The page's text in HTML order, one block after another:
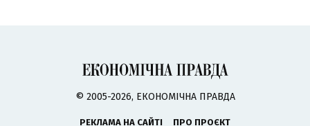
© 2005-2026, ЕКОНОМІЧНА ПРАВДА
РЕКЛАМА НА САЙТІ
ПРО ПРОЄКТ